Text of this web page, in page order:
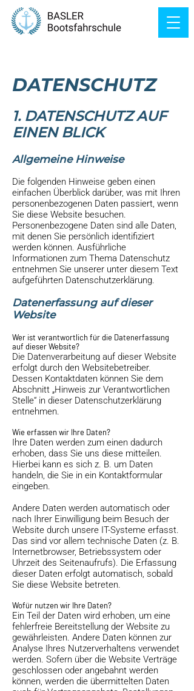
DATENSCHUTZ
1. DATENSCHUTZ AUF
EINEN BLICK
Allgemeine Hinweise
Die folgenden Hinweise geben einen
einfachen Überblick darüber, was mit Ihren
personenbezogenen Daten passiert, wenn
Sie diese Website besuchen.
Personenbezogene Daten sind alle Daten,
mit denen Sie persönlich identifiziert
werden können. Ausführliche
Informationen zum Thema Datenschutz
entnehmen Sie unserer unter diesem Text
aufgeführten Datenschutzerklärung.
Datenerfassung auf dieser
Website
Wer ist verantwortlich für die Datenerfassung
auf dieser Website?
Die Datenverarbeitung auf dieser Website
erfolgt durch den Websitebetreiber.
Dessen Kontaktdaten können Sie dem
Abschnitt „Hinweis zur Verantwortlichen
Stelle“ in dieser Datenschutzerklärung
entnehmen.
Wie erfassen wir Ihre Daten?
Ihre Daten werden zum einen dadurch
erhoben, dass Sie uns diese mitteilen.
Hierbei kann es sich z. B. um Daten
handeln, die Sie in ein Kontaktformular
eingeben.
Andere Daten werden automatisch oder
nach Ihrer Einwilligung beim Besuch der
Website durch unsere IT-Systeme erfasst.
Das sind vor allem technische Daten (z. B.
Internetbrowser, Betriebssystem oder
Uhrzeit des Seitenaufrufs). Die Erfassung
dieser Daten erfolgt automatisch, sobald
Sie diese Website betreten.
Wofür nutzen wir Ihre Daten?
Ein Teil der Daten wird erhoben, um eine
fehlerfreie Bereitstellung der Website zu
gewährleisten. Andere Daten können zur
Analyse Ihres Nutzerverhaltens verwendet
werden. Sofern über die Website Verträge
geschlossen oder angebahnt werden
können, werden die übermittelten Daten